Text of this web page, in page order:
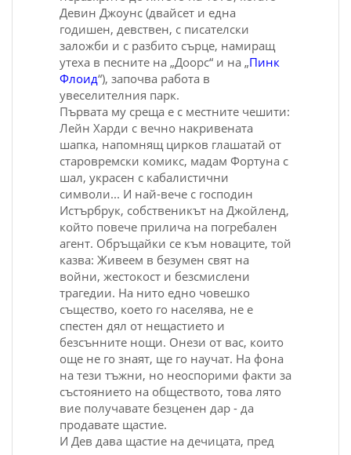
Девин Джоунс (двайсет и една
годишен, девствен, с писателски
заложби и с разбито сърце, намиращ
утеха в песните на „Доорс“ и на „Пинк
Флоид“), започва работа в
увеселителния парк.
Първата му среща е с местните чешити:
Лейн Харди с вечно накривената
шапка, напомнящ цирков глашатай от
старовремски комикс, мадам Фортуна с
шал, украсен с кабалистични
символи... И най-вече с господин
Истърбрук, собственикът на Джойленд,
който повече прилича на погребален
агент. Обръщайки се към новаците, той
казва: Живеем в безумен свят на
войни, жестокост и безсмислени
трагедии. На нито едно човешко
същество, което го населява, не е
спестен дял от нещастието и
безсънните нощи. Онези от вас, които
още не го знаят, ще го научат. На фона
на тези тъжни, но неоспорими факти за
състоянието на обществото, това лято
вие получавате безценен дар - да
продавате щастие.
И Дев дава щастие на дечицата, пред